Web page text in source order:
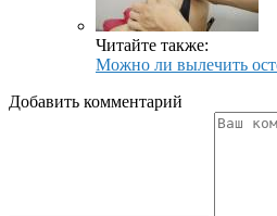
Читайте также:
Можно ли вылечить
Добавить комментарий